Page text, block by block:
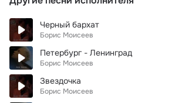
Черный бархат
Борис Моисеев
Петербург - Ленинград
Борис Моисеев
Звездочка
Борис Моисеев